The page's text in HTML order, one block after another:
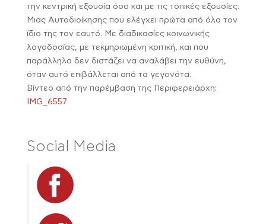
την κεντρική εξουσία όσο και με τις τοπικές εξουσίες.
Μιας Αυτοδιοίκησης που ελέγχει πρώτα από όλα τον
ίδιο της τον εαυτό. Με διαδικασίες κοινωνικής
λογοδοσίας, με τεκμηριωμένη κριτική, και που
παράλληλα δεν διστάζει να αναλάβει την ευθύνη,
όταν αυτό επιβάλλεται από τα γεγονότα.
Βίντεο από την παρέμβαση της Περιφερειάρχη:
IMG_6557
Social Media